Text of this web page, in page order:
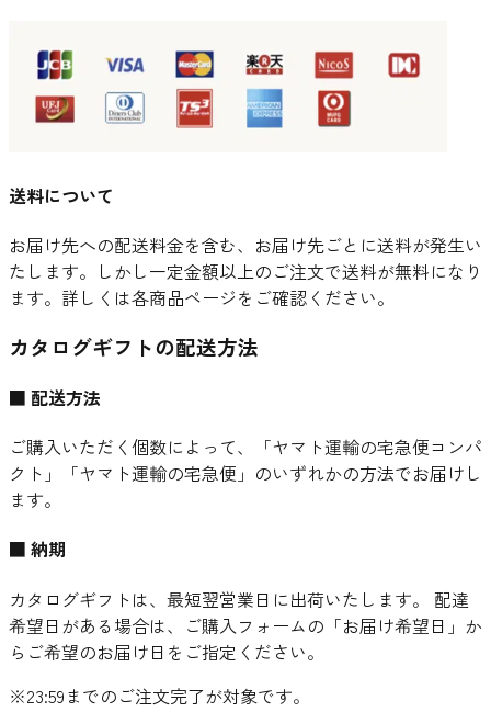
送料について
お届け先への配送料金を含む、お届け先ごとに送料が発生い
たします。しかし一定金額以上のご注文で送料が無料になり
ます。詳しくは各商品ページをご確認ください。
カタログギフトの配送方法
■ 配送方法
ご購入いただく個数によって、「ヤマト運輸の宅急便コンパ
クト」「ヤマト運輸の宅急便」のいずれかの方法でお届けし
ます。
■ 納期
カタログギフトは、最短翌営業日に出荷いたします。 配達
希望日がある場合は、ご購入フォームの「お届け希望日」か
らご希望のお届け日をご指定ください。
※23:59までのご注文完了が対象です。